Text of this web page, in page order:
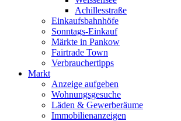
Achillesstraße
Einkaufsbahnhöfe
Sonntags-Einkauf
Märkte in Pankow
Fairtrade Town
Verbrauchertipps
Markt
Anzeige aufgeben
Wohnungsgesuche
Läden & Gewerberäume
Immobilienanzeigen